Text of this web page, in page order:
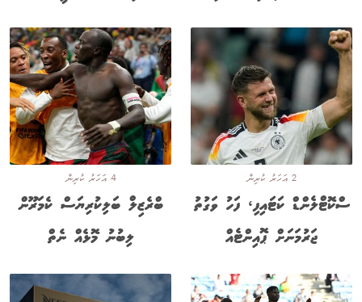
2 އަހަރު ކުރިން
ސްކޮޓްލެންޑް ކަޓައިފި، ފަހު ވަގުތު
ޖަރުމަނަށް ޕޮއިންޓެއް
4 އަހަރު ކުރިން
ބްރެޒިލް ބަލިކުރިޔަސް ކެމަރޫން
ލިބުނު މޮޅެއް ނެތް